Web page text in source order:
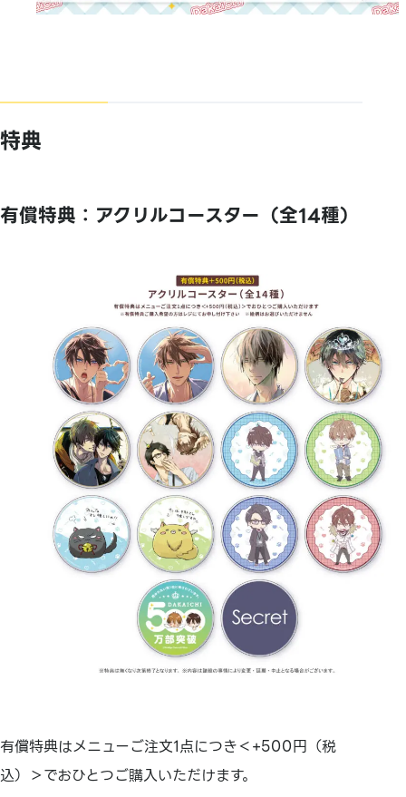
特典
有償特典：アクリルコースター（全14種）
有償特典はメニューご注文1点につき＜+500円（税
込）＞でおひとつご購入いただけます。